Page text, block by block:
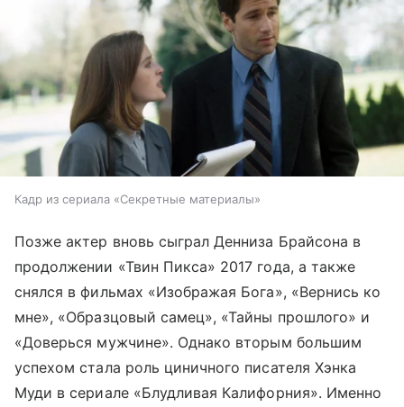
Кадр из сериала «Секретные материалы»
Позже актер вновь сыграл Денниза Брайсона в
продолжении «Твин Пикса» 2017 года, а также
снялся в фильмах «Изображая Бога», «Вернись ко
мне», «Образцовый самец», «Тайны прошлого» и
«Доверься мужчине». Однако вторым большим
успехом стала роль циничного писателя Хэнка
Муди в сериале «Блудливая Калифорния». Именно